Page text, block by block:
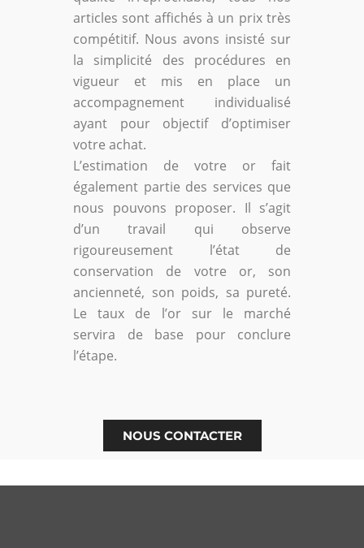
articles sont affichés à un prix très
compétitif. Nous avons insisté sur
la simplicité des procédures en
vigueur et mis en place un
accompagnement individualisé
ayant pour objectif d’optimiser
votre achat.
L’estimation de votre or fait
également partie des services que
nous pouvons proposer. Il s’agit
d’un travail qui observe
rigoureusement l’état de
conservation de votre or, son
ancienneté, son poids, sa pureté.
Le taux de l’or sur le marché
servira de base pour conclure
l’étape.
NOUS CONTACTER